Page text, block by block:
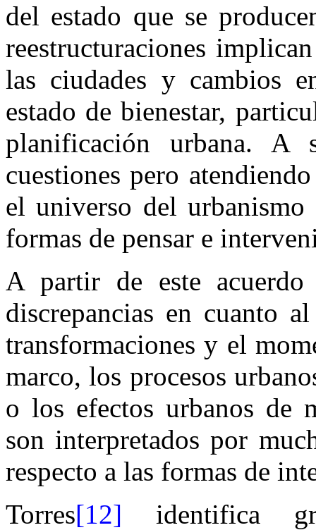
del estado que se
reestructuraciones
las ciudades y cambios
estado de bienestar,
planificación urbana. A
cuestiones pero
el universo del urbanismo
formas de pensar e
A partir de este acuerdo
discrepancias en cuanto
transformaciones y el
marco, los procesos
o los efectos urbanos de
son interpretados por
respecto a las formas de
Torres[12] identifica